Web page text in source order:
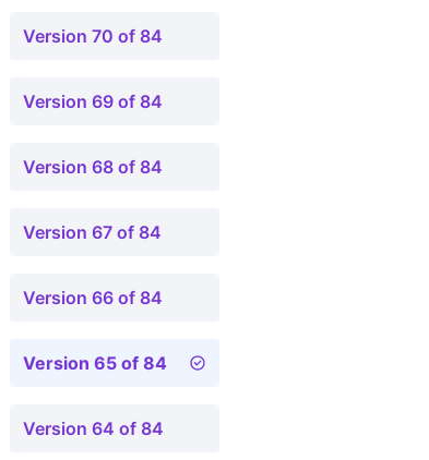
Version 70 of 84
Version 69 of 84
Version 68 of 84
Version 67 of 84
Version 66 of 84
Version 65 of 84
Version 64 of 84